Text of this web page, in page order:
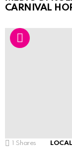
CARNIVAL
Shares LOCAL